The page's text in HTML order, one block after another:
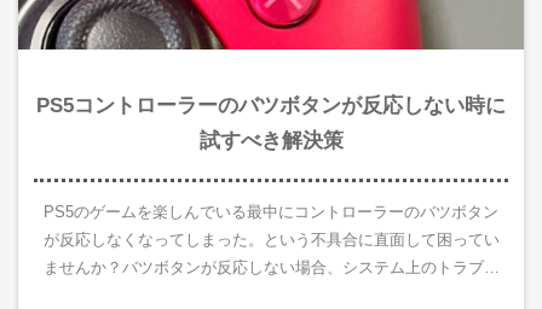
PS5コントローラーのバツボタンが反応しない時に
試すべき解決策
PS5のゲームを楽しんでいる最中にコントローラーのバツボタン
が反応しなくなってしまった。という不具合に直面して困ってい
ませんか？バツボタンが反応しない場合、システム上のトラブル